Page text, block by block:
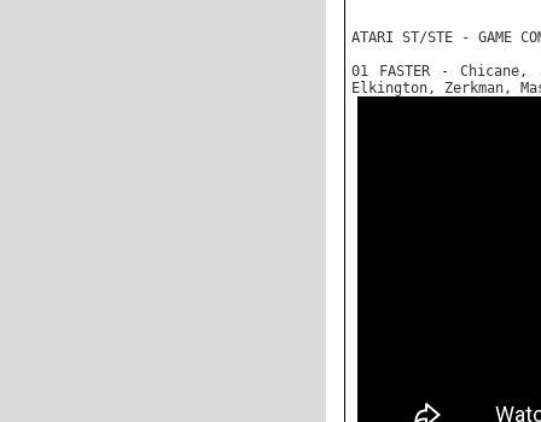
ATARI ST/STE - GAME
01 FASTER -
Elkington, Zerkman,